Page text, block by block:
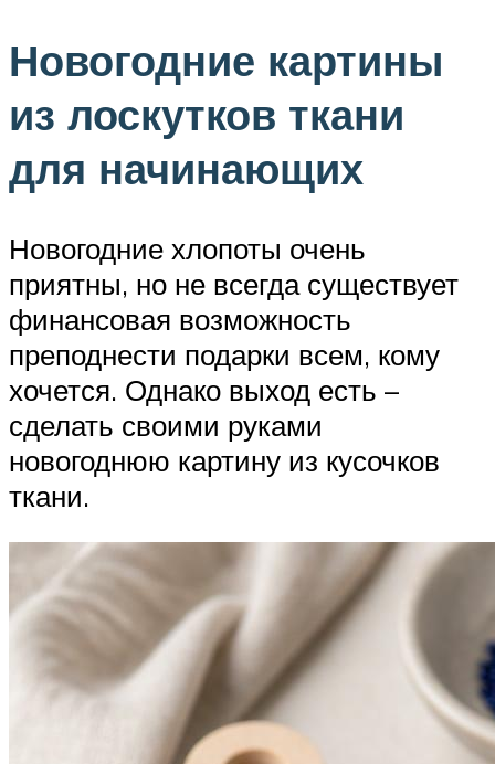
Новогодние картины
из лоскутков ткани
для начинающих
Новогодние хлопоты очень
приятны, но не всегда существует
финансовая возможность
преподнести подарки всем, кому
хочется. Однако выход есть –
сделать своими руками
новогоднюю картину из кусочков
ткани.